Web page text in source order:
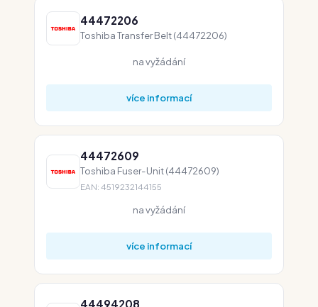
44472206
Toshiba Transfer Belt (44472206)
na vyžádání
více informací
44472609
Toshiba Fuser-Unit (44472609)
EAN: 4519232144155
na vyžádání
více informací
44494208